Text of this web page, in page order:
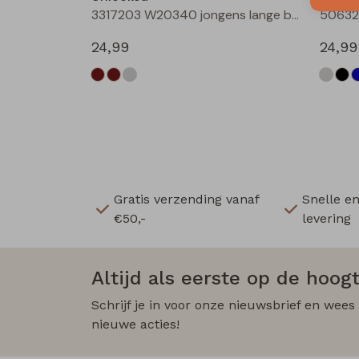
3317203 W20340 jongens lange broek Antra
24,99
24,99
Gratis verzending vanaf
€50,-
Snelle
levering
Altijd als eerste op de
Schrijf je in voor onze nieuwsbrief en
nieuwe acties!